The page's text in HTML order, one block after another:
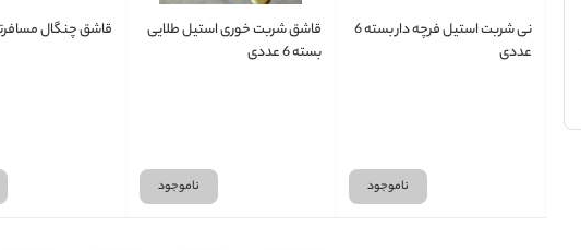
نی شربت استیل فرچه دار بسته 6
عددی
ناموجود
قاشق شربت خوری استیل طلایی
بسته 6 عددی
ناموجود
قاشق چنگال